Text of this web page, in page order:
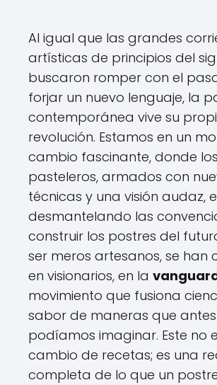
Al igual que las grandes
artísticas de principios del
buscaron romper con el
forjar un nuevo lenguaje, la
contemporánea vive su
revolución. Estamos en un
cambio fascinante, donde
pasteleros, armados con
técnicas y una visión audaz,
desmantelando las
construir los postres del
ser meros artesanos, se han
en visionarios, en la
movimiento que fusiona
sabor de maneras que
podíamos imaginar. Este no
cambio de recetas; es una
completa de lo que un